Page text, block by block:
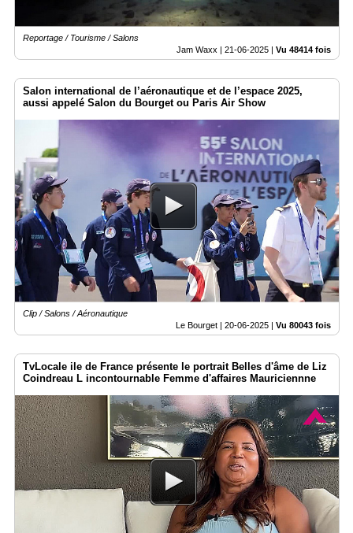
Reportage / Tourisme / Salons
Jam Waxx | 21-06-2025 Vu 48414 fois
Salon international de l’aéronautique et de l’espace 2025,
aussi appelé Salon du Bourget ou Paris Air Show
Clip / Salons / Aéronautique
Le Bourget | 20-06-2025 | Vu 80043 fois
TvLocale ile de France présente le portrait Belles d'âme de Liz
Coindreau L incontournable Femme d'affaires Mauriciennne